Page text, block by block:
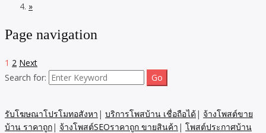
»
Page navigation
1 2 Next
Search for:
รับโฆษณาโปรโมทอสังหา | บริการโพสบ้าน เชื่อถือได้| จ้างโพสต์ขาย
บ้าน ราคาถูก| จ้างโพสต์SEOราคาถูก ขายสินค้า | โพสต์ประกาศบ้าน